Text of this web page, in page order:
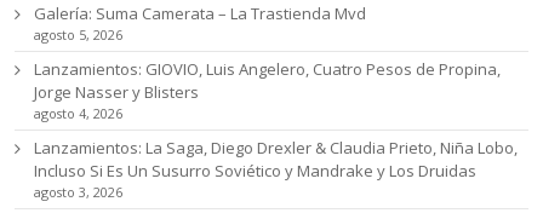
Galería: Suma Camerata – La Trastienda Mvd
agosto 5, 2026
Lanzamientos: GIOVIO, Luis Angelero, Cuatro Pesos de Propina,
Jorge Nasser y Blisters
agosto 4, 2026
Lanzamientos: La Saga, Diego Drexler & Claudia Prieto, Niña Lobo,
Incluso Si Es Un Susurro Soviético y Mandrake y Los Druidas
agosto 3, 2026